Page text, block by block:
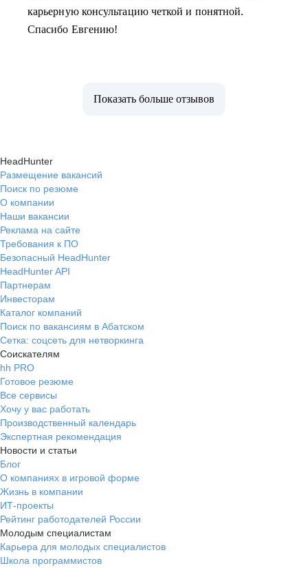
карьерную консультацию четкой и понятной.
Спасибо Евгению!
Показать больше отзывов
HeadHunter
Размещение вакансий
Поиск по резюме
О компании
Наши вакансии
Реклама на сайте
Требования к ПО
Безопасный HeadHunter
HeadHunter API
Партнерам
Инвесторам
Каталог компаний
Поиск по вакансиям в Абатском
Сетка: соцсеть для нетворкинга
Соискателям
hh PRO
Готовое резюме
Все сервисы
Хочу у вас работать
Производственный календарь
Экспертная рекомендация
Новости и статьи
Блог
О компаниях в игровой форме
Жизнь в компании
ИТ-проекты
Рейтинг работодателей России
Молодым специалистам
Карьера для молодых специалистов
Школа программистов